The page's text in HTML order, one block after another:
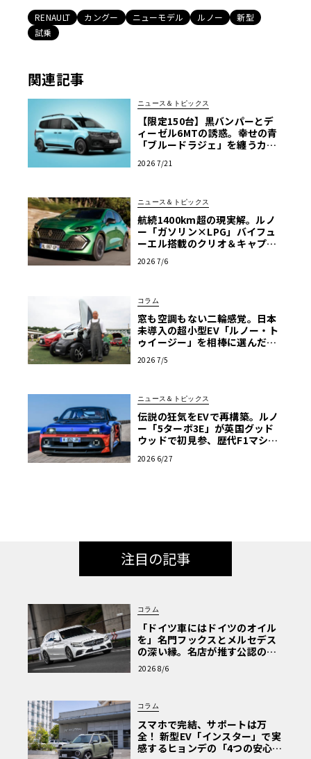
RENAULT カングー ニューモデル ルノー
新型
試乗
関連記事
ニュース＆トピックス
【限定150台】黒バンパーとデ
ィーゼル6MTの誘惑。幸せの青
「ブルードラジェ」を纏うカン
2026 7/21
ニュース＆トピックス
航続1400km超の現実解。ルノ
ー「ガソリン×LPG」バイフュ
ーエル搭載のクリオ＆キャプチ
2026 7/6
コラム
窓も空調もない二輪感覚。日本
未導入の超小型EV「ルノー・ト
ゥイージー」を相棒に選んだ理
2026 7/5
ニュース＆トピックス
伝説の狂気をEVで再構築。ルノ
ー「5ターボ3E」が英国グッド
ウッドで初見参、歴代F1マシン
2026 6/27
注目の記事
コラム
「ドイツ車にはドイツのオイル
を」名門フックスとメルセデス
の深い縁。名店が推す公認の安
心と、Cクラスで味わうシルキー
な走り〈PR〉
2026 8/6
コラム
スマホで完結、サポートは万
全！ 新型EV「インスター」で実
感するヒョンデの「4つの安心」